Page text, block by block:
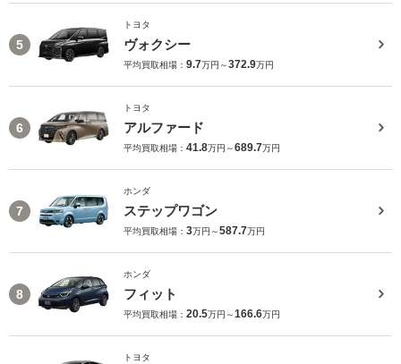
5
トヨタ
ヴォクシー
平均買取相場： 9.7万円～372.9万円
6
トヨタ
アルファード
平均買取相場： 41.8万円～689.7万円
7
ホンダ
ステップワゴン
平均買取相場： 3万円～587.7万円
8
ホンダ
フィット
平均買取相場： 20.5万円～166.6万円
トヨタ